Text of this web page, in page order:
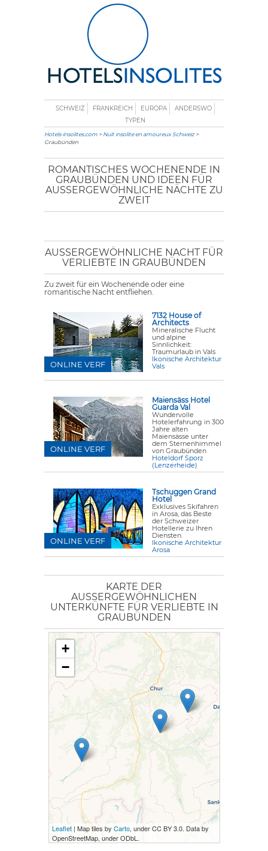
SCHWEIZ FRANKREICH EUROPA
ANDERSWO
TYPEN
Hotels-insolites.com >Nuit insolite en amoureux Schweiz>
Graubünden
ROMANTISCHES WOCHENENDE IN
GRAUBÜNDEN UND IDEEN FÜR
AUSSERGEWÖHNLICHE NÄCHTE ZU Z
WEIT
AUSSERGEWÖHNLICHE NACHT FÜR V
ERLIEBTE IN GRAUBÜNDEN
Zu zweit für ein Wochenende oder eine
romantische Nacht entfliehen.
7132 House of
Architects
Mineralische Flucht
und alpine
Sinnlichkeit:
Traumurlaub in Vals
Ikonische Architektur
Vals
ONLINE VERF
Maiensäss Hotel
Guarda Val
Wundervolle
Hotelerfahrung in 300
Jahre alten
Maiensässe unter
dem Sternenhimmel
von Graubünden
Hoteldorf Sporz
(Lenzerheide)
ONLINE VERF
Tschuggen Grand
Hotel
Exklusives Skifahren
in Arosa, das Beste
der Schweizer
Hotellerie zu Ihren
Diensten.
Ikonische Architektur
Arosa
ONLINE VERF
KARTE DER
AUSSERGEWÖHNLICHEN U
NTERKÜNFTE FÜR VERLIEBTE IN G
RAUBÜNDEN
+
−
Leaflet| Map tiles by Carto, under CC BY 3.0. Data by
OpenStreetMap, under ODbL.